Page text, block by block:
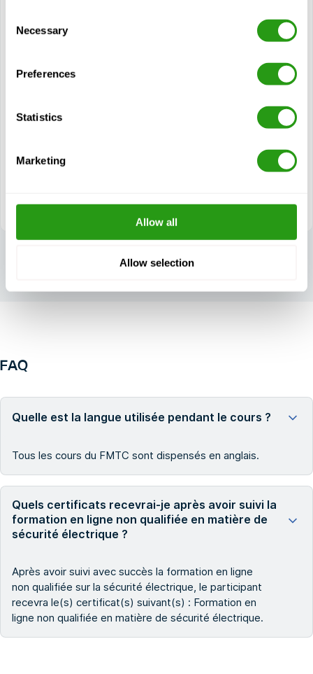
Selection
Necessary
Preferences
Statistics
Marketing
Allow all
Allow selection
Sécurité électrique générale
Rallonges électriques
Disjoncteurs et circuits
FAQ
Quelle est la langue utilisée pendant le cours ?
Tous les cours du FMTC sont dispensés en anglais.
Quels certificats recevrai-je après avoir suivi la
formation en ligne non qualifiée en matière de
sécurité électrique ?
Après avoir suivi avec succès la formation en ligne
non qualifiée sur la sécurité électrique, le participant
recevra le(s) certificat(s) suivant(s) : Formation en
ligne non qualifiée en matière de sécurité électrique.